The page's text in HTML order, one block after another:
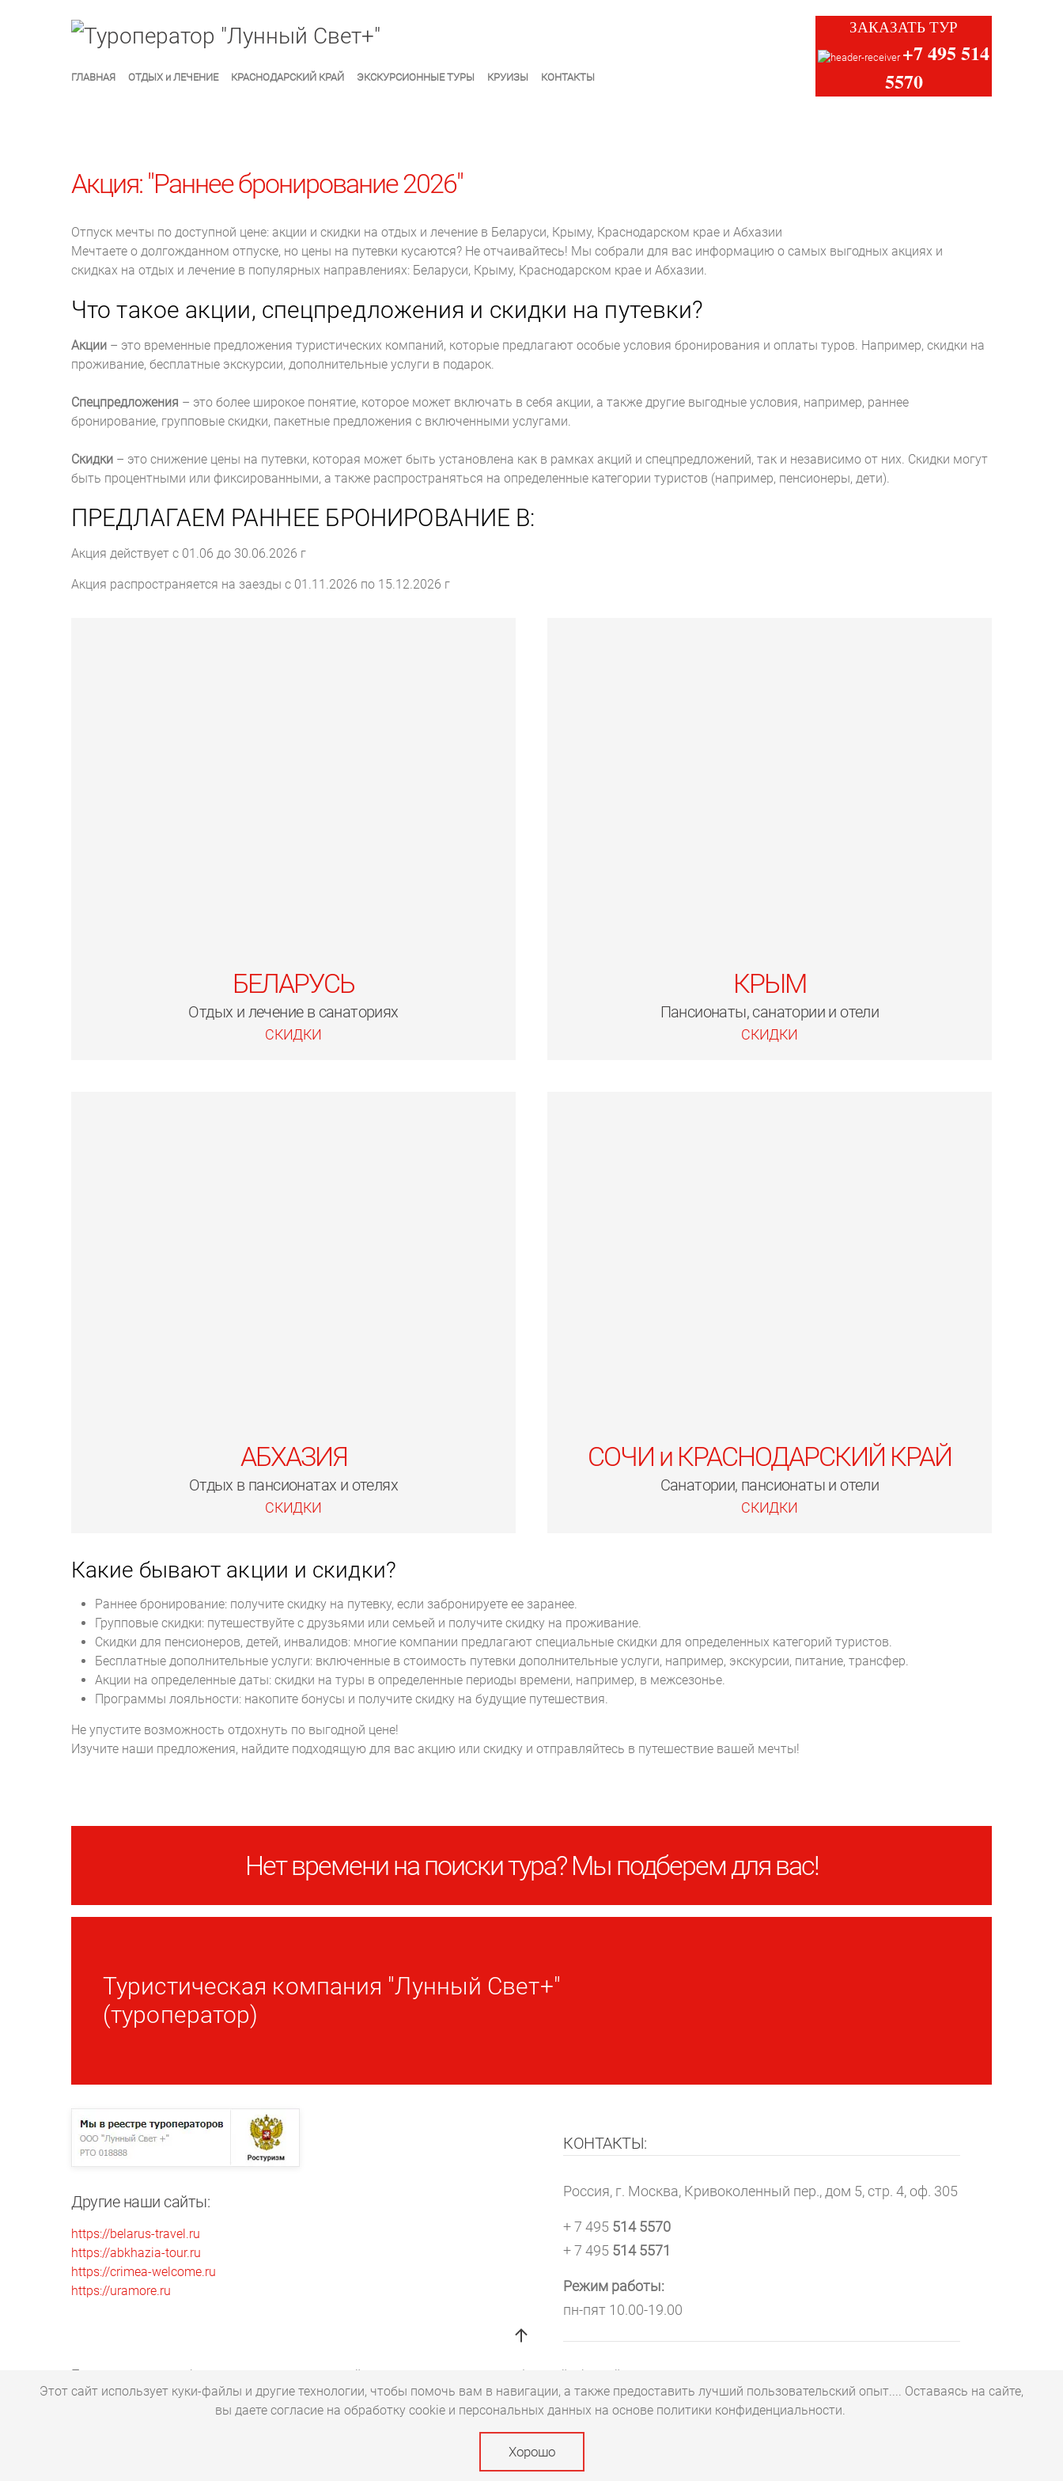
ГЛАВНАЯ ОТДЫХ и ЛЕЧЕНИЕ КРАСНОДАРСКИЙ КРАЙ ЭКСКУРСИОННЫЕ ТУРЫ КРУИЗЫ КОНТАКТЫ
ЗАКАЗАТЬ ТУР
+7 495 514
5570
Акция: "Раннее бронирование 2026"
Отпуск мечты по доступной цене: акции и скидки на отдых и лечение в Беларуси, Крыму, Краснодарском крае и Абхазии
Мечтаете о долгожданном отпуске, но цены на путевки кусаются? Не отчаивайтесь! Мы собрали для вас информацию о самых выгодных акциях и
скидках на отдых и лечение в популярных направлениях: Беларуси, Крыму, Краснодарском крае и Абхазии.
Что такое акции, спецпредложения и скидки на путевки?
Акции – это временные предложения туристических компаний, которые предлагают особые условия бронирования и оплаты туров. Например, скидки на
проживание, бесплатные экскурсии, дополнительные услуги в подарок.
Спецпредложения – это более широкое понятие, которое может включать в себя акции, а также другие выгодные условия, например, раннее
бронирование, групповые скидки, пакетные предложения с включенными услугами.
Скидки – это снижение цены на путевки, которая может быть установлена как в рамках акций и спецпредложений, так и независимо от них. Скидки могут
быть процентными или фиксированными, а также распространяться на определенные категории туристов (например, пенсионеры, дети).
ПРЕДЛАГАЕМ РАННЕЕ БРОНИРОВАНИЕ В:
Акция действует с 01.06 до 30.06.2026 г
Акция распространяется на заезды с 01.11.2026 по 15.12.2026 г
БЕЛАРУСЬ
Отдых и лечение в санаториях
СКИДКИ
КРЫМ
Пансионаты, санатории и отели
СКИДКИ
АБХАЗИЯ
Отдых в пансионатах и отелях
СКИДКИ
СОЧИ и КРАСНОДАРСКИЙ КРАЙ
Санатории, пансионаты и отели
СКИДКИ
Какие бывают акции и скидки?
Раннее бронирование: получите скидку на путевку, если забронируете ее заранее.
Групповые скидки: путешествуйте с друзьями или семьей и получите скидку на проживание.
Скидки для пенсионеров, детей, инвалидов: многие компании предлагают специальные скидки для определенных категорий туристов.
Бесплатные дополнительные услуги: включенные в стоимость путевки дополнительные услуги, например, экскурсии, питание, трансфер.
Акции на определенные даты: скидки на туры в определенные периоды времени, например, в межсезонье.
Программы лояльности: накопите бонусы и получите скидку на будущие путешествия.
Не упустите возможность отдохнуть по выгодной цене!
Изучите наши предложения, найдите подходящую для вас акцию или скидку и отправляйтесь в путешествие вашей мечты!
Нет времени на поиски тура? Мы подберем для вас!
Туристическая компания "Лунный Свет+"
(туроператор)
Другие наши сайты:
https://belarus-travel.ru
https://abkhazia-tour.ru
https://crimea-welcome.ru
https://uramore.ru
КОНТАКТЫ:
Россия, г. Москва, Кривоколенный пер., дом 5, стр. 4, оф. 305
+ 7 495 514 5570
+ 7 495 514 5571
Режим работы:
пн-пят 10.00-19.00
Представленная информация носит справочный характер и не является публичной офертой
Политика в отношении обработки персональных данных
copyright © 2000-2026 официальный сайт туроператора"Лунный Свет+"
Этот сайт использует куки-файлы и другие технологии, чтобы помочь вам в навигации, а также предоставить лучший пользовательский опыт.... Оставаясь на сайте,
вы даете согласие на обработку cookie и персональных данных на основе политики конфиденциальности.
Хорошо